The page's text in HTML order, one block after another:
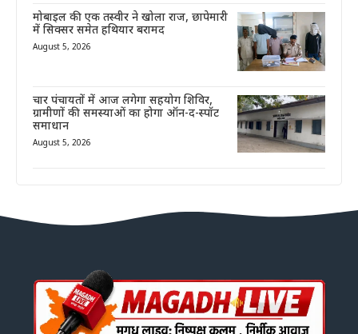
मोबाइल की एक तस्वीर ने खोला राज, छापेमारी
में सिक्सर समेत हथियार बरामद
August 5, 2026
चार पंचायतों में आज लगेगा सहयोग शिविर,
ग्रामीणों की समस्याओं का होगा ऑन-द-स्पॉट
समाधान
August 5, 2026